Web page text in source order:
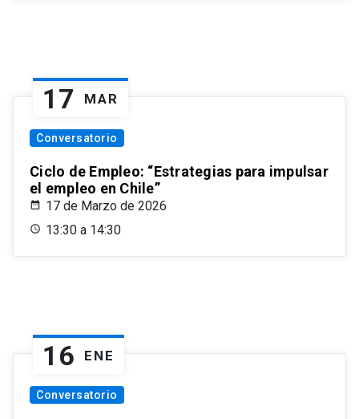
17 MAR
Conversatorio
Ciclo de Empleo: “Estrategias para impulsar
el empleo en Chile”
17 de Marzo de 2026
13:30 a 14:30
16 ENE
Conversatorio